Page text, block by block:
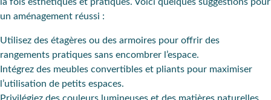
un aménagement réussi :
Utilisez des étagères ou des armoires pour offrir des
rangements pratiques sans encombrer l’espace.
Intégrez des meubles convertibles et pliants pour maximiser
l’utilisation de petits espaces.
Privilégiez des couleurs lumineuses et des matières naturelles